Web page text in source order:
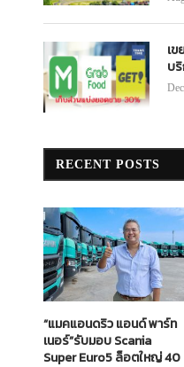
เ
บ
RECENT POSTS
“แมคแอนดริว แอนด์ พาร์ท
เนอร์”รับมอบ Scania
Super Euro5 ล็อตใหญ่ 40